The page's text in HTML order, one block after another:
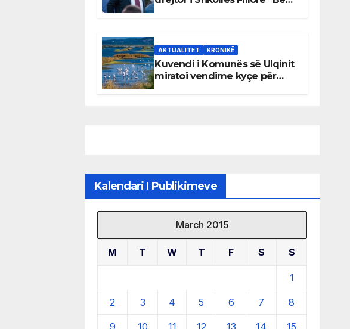
AKTUALITET KRONIKË
Kuvendi i Komunës së Ulqinit
miratoi vendime kyçe për
Kalendari I Publikimeve
March 2015
M T W T F S S
1
2 3 4 5 6 7 8